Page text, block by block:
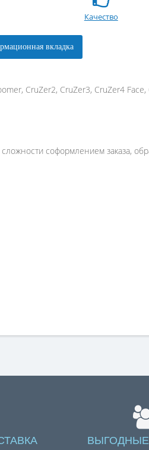
Качество
вкладка
CruZer2, CruZer3, CruZer4 Face,
сложности соформлением заказа,